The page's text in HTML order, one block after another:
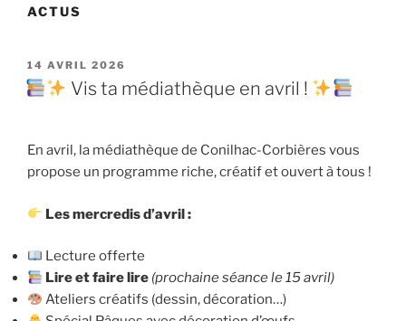
ACTUS
PUBLIÉ
LE
14 AVRIL 2026
Vis ta médiathèque en avril !
En avril, la médiathèque de Conilhac-Corbières vous
propose un programme riche, créatif et ouvert à tous !
Les mercredis d’avril :
Lecture offerte
Lire et faire lire (prochaine séance le 15 avril)
Ateliers créatifs (dessin, décoration…)